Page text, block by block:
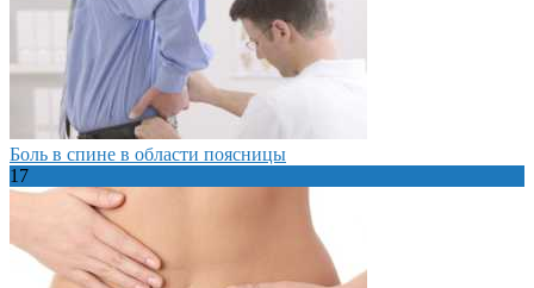
Боль в спине в области поясницы
17